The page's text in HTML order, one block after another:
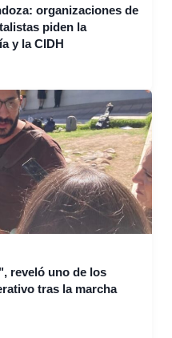
organizaciones de
piden la
y la CIDH
reveló uno de los
tras la marcha